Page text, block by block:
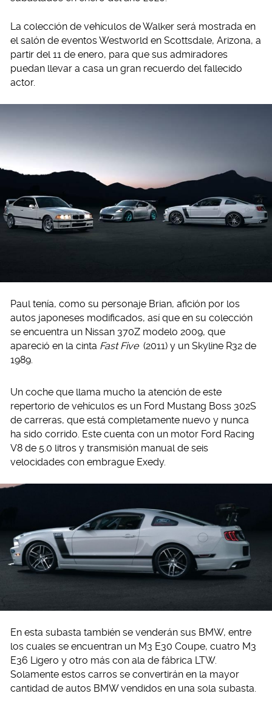
La colección de vehículos de Walker será mostrada en
el salón de eventos Westworld en Scottsdale, Arizona, a
partir del 11 de enero, para que sus admiradores
puedan llevar a casa un gran recuerdo del fallecido
actor.
Paul tenía, como su personaje Brian, afición por los
autos japoneses modificados, así que en su colección
se encuentra un Nissan 370Z modelo 2009, que
apareció en la cinta Fast Five (2011) y un Skyline R32 de
1989.
Un coche que llama mucho la atención de este
repertorio de vehículos es un Ford Mustang Boss 302S
de carreras, que está completamente nuevo y nunca
ha sido corrido. Este cuenta con un motor Ford Racing
V8 de 5.0 litros y transmisión manual de seis
velocidades con embrague Exedy.
En esta subasta también se venderán sus BMW, entre
los cuales se encuentran un M3 E30 Coupe, cuatro M3
E36 Ligero y otro más con ala de fábrica LTW.
Solamente estos carros se convertirán en la mayor
cantidad de autos BMW vendidos en una sola subasta.